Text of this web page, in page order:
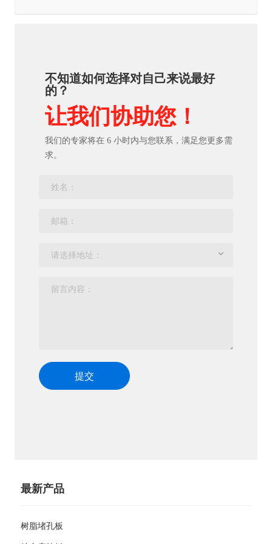
不知道如何选择对自己来说最好
的？
让我们协助您！
我们的专家将在 6 小时内与您联系，满足您更多需
求。
提交
最新产品
树脂堵孔板